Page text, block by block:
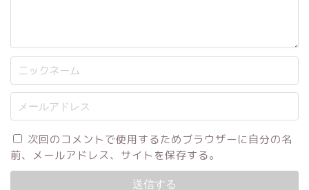
次回のコメントで使用するためブラウザーに自分の名
前、メールアドレス、サイトを保存する。